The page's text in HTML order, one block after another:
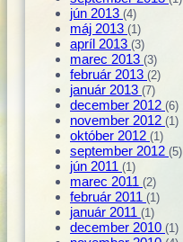
jún 2013 (4)
máj 2013 (1)
apríl 2013 (3)
marec 2013 (3)
február 2013 (2)
január 2013 (7)
december 2012 (6)
november 2012 (1)
október 2012 (1)
september 2012 (5)
jún 2011 (1)
marec 2011 (2)
február 2011 (1)
január 2011 (1)
december 2010 (1)